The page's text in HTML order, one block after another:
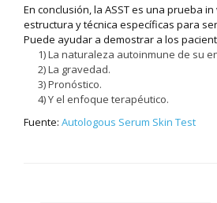
En conclusión, la ASST es una prueba
estructura y técnica específicas para
Puede ayudar a demostrar a los
1) La naturaleza autoinmune de su
2) La gravedad.
3) Pronóstico.
4) Y el enfoque terapéutico.
Fuente: Autologous Serum Skin Test